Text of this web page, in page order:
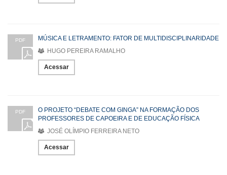
PDF
MÚSICA E LETRAMENTO: FATOR DE MULTIDISCIPLINARIDADE
HUGO PEREIRA RAMALHO
Acessar
PDF
O PROJETO “DEBATE COM GINGA” NA FORMAÇÃO DOS
PROFESSORES DE CAPOEIRA E DE EDUCAÇÃO FÍSICA
JOSÉ OLÍMPIO FERREIRA NETO
Acessar